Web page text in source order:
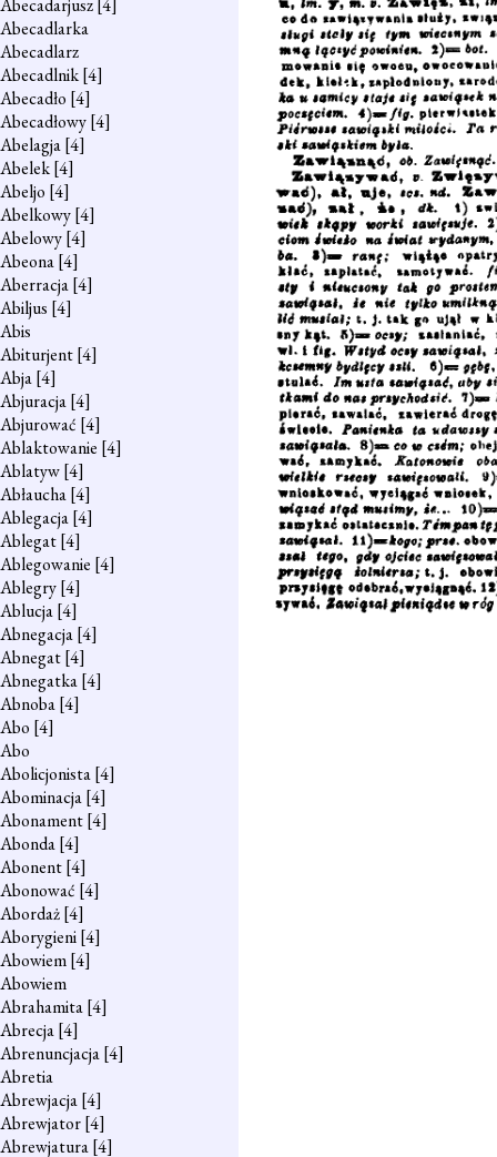
Abecadarjusz[4]
Abecadlarka
Abecadlarz
Abecadlnik[4]
Abecadło [4]
Abecadłowy[4]
Abelagja[4]
Abelek[4]
Abeljo [4]
Abelkowy[4]
Abelowy[4]
Abeona[4]
Aberracja[4]
Abiljus [4]
Abis
Abiturjent[4]
Abja[4]
Abjuracja[4]
Abjurować [4]
Ablaktowanie [4]
Ablatyw[4]
Abłaucha[4]
Ablegacja[4]
Ablegat[4]
Ablegowanie [4]
Ablegry[4]
Ablucja[4]
Abnegacja[4]
Abnegat[4]
Abnegatka[4]
Abnoba[4]
Abo [4]
Abo
Abolicjonista[4]
Abominacja[4]
Abonament[4]
Abonda[4]
Abonent[4]
Abonować [4]
Abordaż[4]
Aborygieni[4]
Abowiem[4]
Abowiem
Abrahamita[4]
Abrecja[4]
Abrenuncjacja[4]
Abretia
Abrewjacja[4]
Abrewjator[4]
Abrewjatura[4]